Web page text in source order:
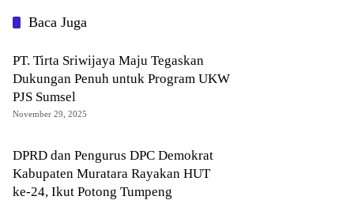
Baca Juga
PT. Tirta Sriwijaya Maju Tegaskan
Dukungan Penuh untuk Program UKW
PJS Sumsel
November 29, 2025
DPRD dan Pengurus DPC Demokrat
Kabupaten Muratara Rayakan HUT
ke-24, Ikut Potong Tumpeng